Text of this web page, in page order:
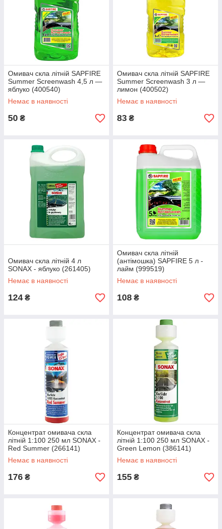
Омивач скла літній SAPFIRE
Summer Screenwash 4,5 л —
яблуко (400540)
Немає в наявності
50 ₴
Омивач скла літній SAPFIRE
Summer Screenwash 3 л —
лимон (400502)
Немає в наявності
83 ₴
Омивач скла літній 4 л
SONAX - яблуко (261405)
Немає в наявності
124 ₴
Омивач скла літній
(антімошка) SAPFIRE 5 л -
лайм (999519)
Немає в наявності
108 ₴
Концентрат омивача скла
літній 1:100 250 мл SONAX -
Red Summer (266141)
Немає в наявності
176 ₴
Концентрат омивача скла
літній 1:100 250 мл SONAX -
Green Lemon (386141)
Немає в наявності
155 ₴